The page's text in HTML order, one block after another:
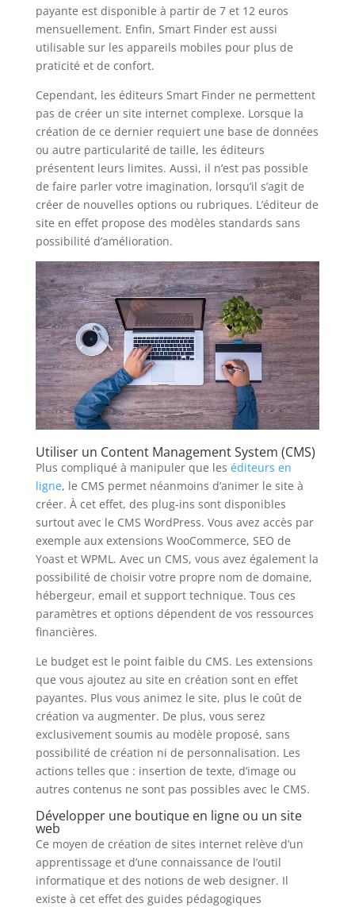
payante est disponible à partir de 7 et 12 euros
mensuellement. Enfin, Smart Finder est aussi
utilisable sur les appareils mobiles pour plus de
praticité et de confort.
Cependant, les éditeurs Smart Finder ne permettent
pas de créer un site internet complexe. Lorsque la
création de ce dernier requiert une base de données
ou autre particularité de taille, les éditeurs
présentent leurs limites. Aussi, il n’est pas possible
de faire parler votre imagination, lorsqu’il s’agit de
créer de nouvelles options ou rubriques. L’éditeur de
site en effet propose des modèles standards sans
possibilité d’amélioration.
Utiliser un Content Management System (CMS)
Plus compliqué à manipuler que les éditeurs en
ligne, le CMS permet néanmoins d’animer le site à
créer. À cet effet, des plug-ins sont disponibles
surtout avec le CMS WordPress. Vous avez accès par
exemple aux extensions WooCommerce, SEO de
Yoast et WPML. Avec un CMS, vous avez également la
possibilité de choisir votre propre nom de domaine,
hébergeur, email et support technique. Tous ces
paramètres et options dépendent de vos ressources
financières.
Le budget est le point faible du CMS. Les extensions
que vous ajoutez au site en création sont en effet
payantes. Plus vous animez le site, plus le coût de
création va augmenter. De plus, vous serez
exclusivement soumis au modèle proposé, sans
possibilité de création ni de personnalisation. Les
actions telles que : insertion de texte, d’image ou
autres contenus ne sont pas possibles avec le CMS.
Développer une boutique en ligne ou un site
web
Ce moyen de création de sites internet relève d’un
apprentissage et d’une connaissance de l’outil
informatique et des notions de web designer. Il
existe à cet effet des guides pédagogiques